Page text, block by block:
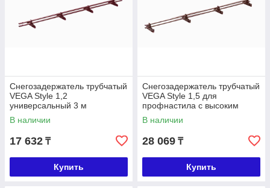
Снегозадержатель трубчатый
VEGA Style 1,2
универсальный 3 м
В наличии
17 632 ₸
Купить
Снегозадержатель трубчатый
VEGA Style 1,5 для
профнастила с высоким
профилем 3 м
В наличии
28 069 ₸
Купить